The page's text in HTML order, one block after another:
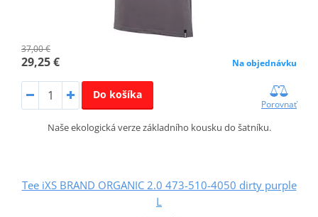
37,00 €
29,25 € Na objednávku
Do košíka
Porovnať
Naše ekologická verze základního kousku do šatníku.
Tee iXS BRAND ORGANIC 2.0 473-510-4050 dirty purple
L